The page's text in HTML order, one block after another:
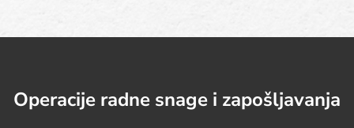
Operacije radne snage i zapošljavanja